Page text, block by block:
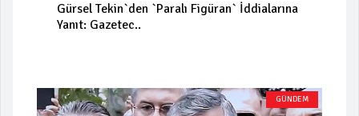
Gürsel Tekin`den `Paralı Figüran` İddialarına
Yanıt: Gazetec..
GÜNDEM